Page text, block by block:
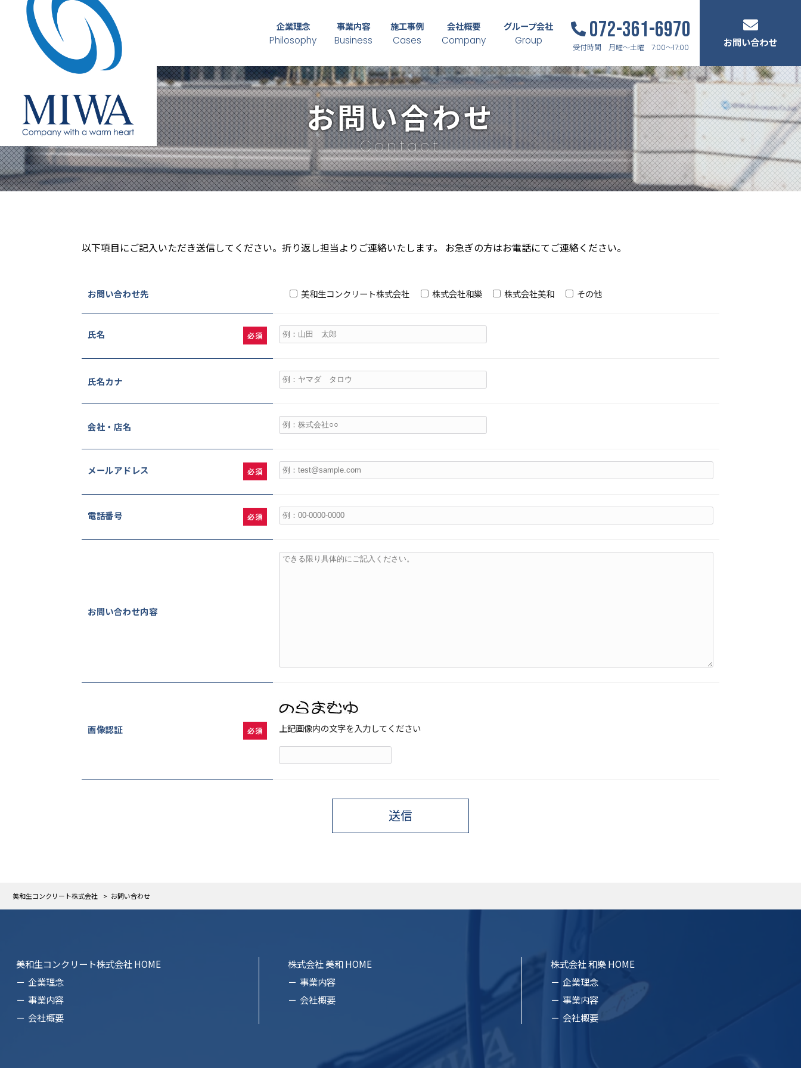
企業理念
Philosophy
事業内容
Business
施工事例
Cases
会社概要
Company
グループ会社
Group 072-361-6970
受付時間 月曜～土曜 7:00～17:00 お問い合わせ
お問い合わせ
Contact
以下項目にご記入いただき送信してください。折り返し担当よりご連絡いたします。 お急ぎの方はお電話にてご連絡ください。
お問い合わせ先 美和生コンクリート株式会社 株式会社和樂 株式会社美和 その他
氏名 必須
氏名カナ
会社・店名
メールアドレス 必須
電話番号 必須
お問い合わせ内容
画像認証 必須 上記画像内の文字を入力してください
美和生コンクリート株式会社 > お問い合わせ
美和生コンクリート株式会社 HOME
企業理念
事業内容
会社概要
株式会社 美和 HOME
事業内容
会社概要
株式会社 和樂 HOME
企業理念
事業内容
会社概要